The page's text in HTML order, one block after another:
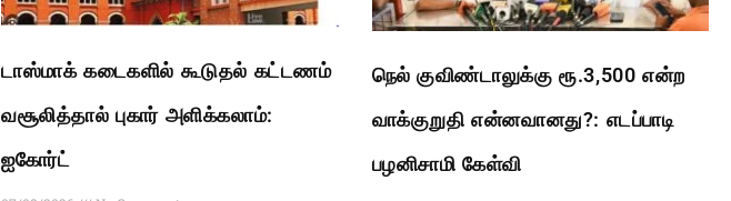
டாஸ்மாக் கடைகளில் கூடுதல் கட்டணம்
வசூலித்தால் புகார் அளிக்கலாம்:
ஐகோர்ட்
நெல் குவிண்டாலுக்கு ரூ.3,500 என்ற
வாக்குறுதி என்னவானது?: எடப்பாடி
பழனிசாமி கேள்வி